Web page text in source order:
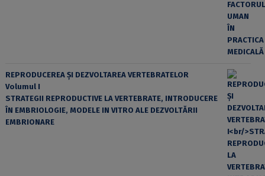
REPRODUCEREA ȘI DEZVOLTAREA VERTEBRATELOR
Volumul I
STRATEGII REPRODUCTIVE LA VERTEBRATE, INTRODUCERE
ÎN EMBRIOLOGIE, MODELE IN VITRO ALE DEZVOLTĂRII
EMBRIONARE